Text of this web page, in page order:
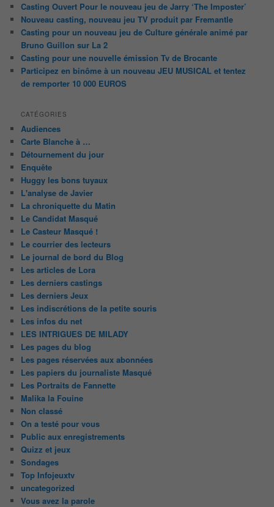
Casting Ouvert Pour le nouveau jeu de Jarry ‘The Imposter’
Nouveau casting, nouveau jeu TV produit par Fremantle
Casting pour un nouveau jeu de Culture générale animé par
Bruno Guillon sur La 2
Casting pour une nouvelle émission Tv de Brocante
Participez en binôme à un nouveau JEU MUSICAL et tentez
de remporter 10 000 EUROS
CATÉGORIES
Audiences
Carte Blanche à …
Détournement du jour
Enquête
Huggy les bons tuyaux
L'analyse de Javier
La chroniquette du Matin
Le Candidat Masqué
Le Casteur Masqué !
Le courrier des lecteurs
Le journal de bord du Blog
Les articles de Lora
Les derniers castings
Les derniers Jeux
Les indiscrétions de la petite souris
Les infos du net
LES INTRIGUES DE MILADY
Les pages du blog
Les pages réservées aux abonnées
Les papiers du journaliste Masqué
Les Portraits de Fannette
Malika la Fouine
Non classé
On a testé pour vous
Public aux enregistrements
Quizz et jeux
Sondages
Top Infojeuxtv
uncategorized
Vous avez la parole